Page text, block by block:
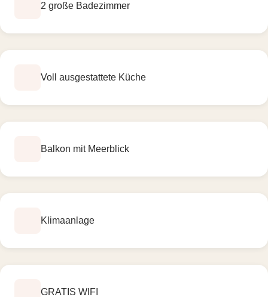
2 große Badezimmer
Voll ausgestattete Küche
Balkon mit Meerblick
Klimaanlage
GRATIS WIFI